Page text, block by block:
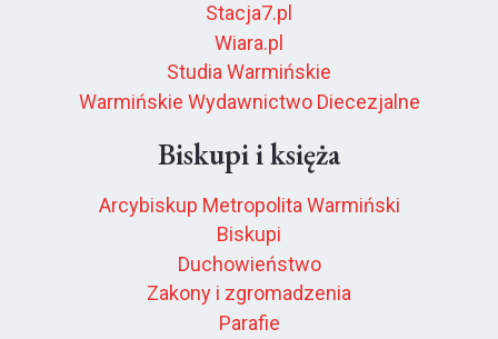
Stacja7.pl
Wiara.pl
Studia Warmińskie
Warmińskie Wydawnictwo Diecezjalne
Biskupi i księża
Arcybiskup Metropolita Warmiński
Biskupi
Duchowieństwo
Zakony i zgromadzenia
Parafie